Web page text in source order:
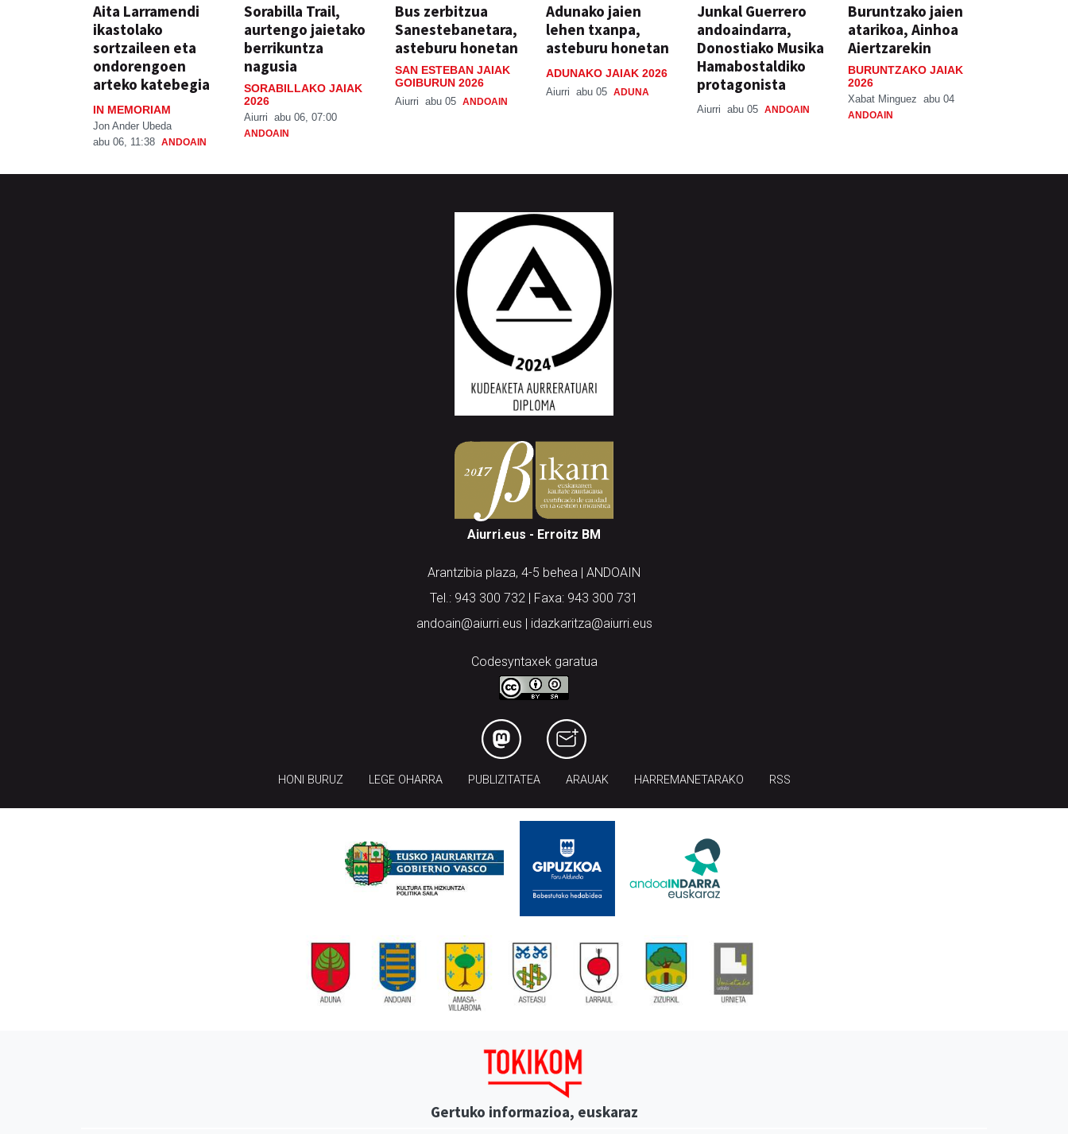
Aita Larramendi
ikastolako
sortzaileen eta
ondorengoen
arteko katebegia
IN MEMORIAM
Jon Ander Ubeda
abu 06, 11:38 ANDOAIN
Sorabilla Trail,
aurtengo jaietako
berrikuntza
nagusia
SORABILLAKO JAIAK
2026
Aiurri abu 06, 07:00
ANDOAIN
Bus zerbitzua
Sanestebanetara,
asteburu honetan
SAN ESTEBAN JAIAK
GOIBURUN 2026
Aiurri abu 05 ANDOAIN
Adunako jaien
lehen txanpa,
asteburu honetan
ADUNAKO JAIAK 2026
Aiurri abu 05 ADUNA
Junkal Guerrero
andoaindarra,
Donostiako Musika
Hamabostaldiko
protagonista
Aiurri abu 05 ANDOAIN
Buruntzako jaien
atarikoa, Ainhoa
Aiertzarekin
BURUNTZAKO JAIAK
2026
Xabat Minguez abu 04
ANDOAIN
Aiurri.eus - Erroitz BM
Arantzibia plaza, 4-5 behea | ANDOAIN
Tel.: 943 300 732 | Faxa: 943 300 731
andoain@aiurri.eus | idazkaritza@aiurri.eus
Codesyntaxek garatua
HONI BURUZ LEGE OHARRA PUBLIZITATEA ARAUAK HARREMANETARAKO RSS
Gertuko informazioa, euskaraz